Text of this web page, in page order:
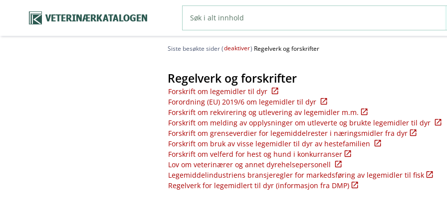
VETERINÆRKATALOGEN
Siste besøkte sider (deaktiver) Regelverk og forskrifter
Regelverk og forskrifter
Forskrift om legemidler til dyr
Forordning (EU) 2019/6 om legemidler til dyr
Forskrift om rekvirering og utlevering av legemidler m.m.
Forskrift om melding av opplysninger om utleverte og brukte legemidler til dyr
Forskrift om grenseverdier for legemiddelrester i næringsmidler fra dyr
Forskrift om bruk av visse legemidler til dyr av hestefamilien
Forskrift om velferd for hest og hund i konkurranser
Lov om veterinærer og annet dyrehelsepersonell
Legemiddelindustriens bransjeregler for markedsføring av legemidler til fisk
Regelverk for legemidlert til dyr (informasjon fra DMP)